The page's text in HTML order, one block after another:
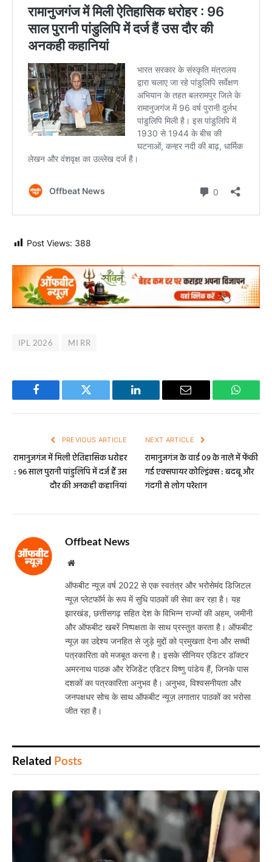
Post Views: 388
IPL 2026 MI RR
Facebook Twitter LinkedIn Email
PREVIOUS ARTICLE
रामानुजगंज में मिली ऐतिहासिक धरोहर
: 96 साल पुरानी पांडुलिपि में दर्ज हैं उस
दौर की अनकही कहानियां
NEXT ARTICLE
रामानुजगंज के वार्ड 09 के नाले में फेंकी
गई एक्सपायर कोल्ड्रिंक्स : बदबू और
गंदगी से लोग परेशान
Offbeat News
Website
ऑफबीट न्यूज़ वर्ष 2022 से एक स्वतंत्र और भरोसेमंद डिजिटल
न्यूज़ प्लेटफॉर्म के रूप में सुधि पाठकों की सेवा कर रहा है। यह
झारखंड, छत्तीसगढ़ सहित देश के विभिन्न राज्यों की अहम, जमीनी
और ऑफबीट खबरें निष्पक्षता के साथ प्रस्तुत करता है। ऑफबीट
न्यूज़ का उद्देश्य जनहित से जुड़े मुद्दों को प्रमुखता देना और सच्ची
पत्रकारिता को मजबूत करना है। इसके सीनियर एडिटर डॉक्टर
अमरनाथ पाठक और रेजिडेंट एडिटर विष्णु पांडेय हैं, जिनके पास
दशकों का पत्रकारिता अनुभव है। अनुभव, विश्वसनीयता और
जनपक्षधर सोच के साथ ऑफबीट न्यूज़ लगातार पाठकों का भरोसा
जीत रहा है।
Related Posts